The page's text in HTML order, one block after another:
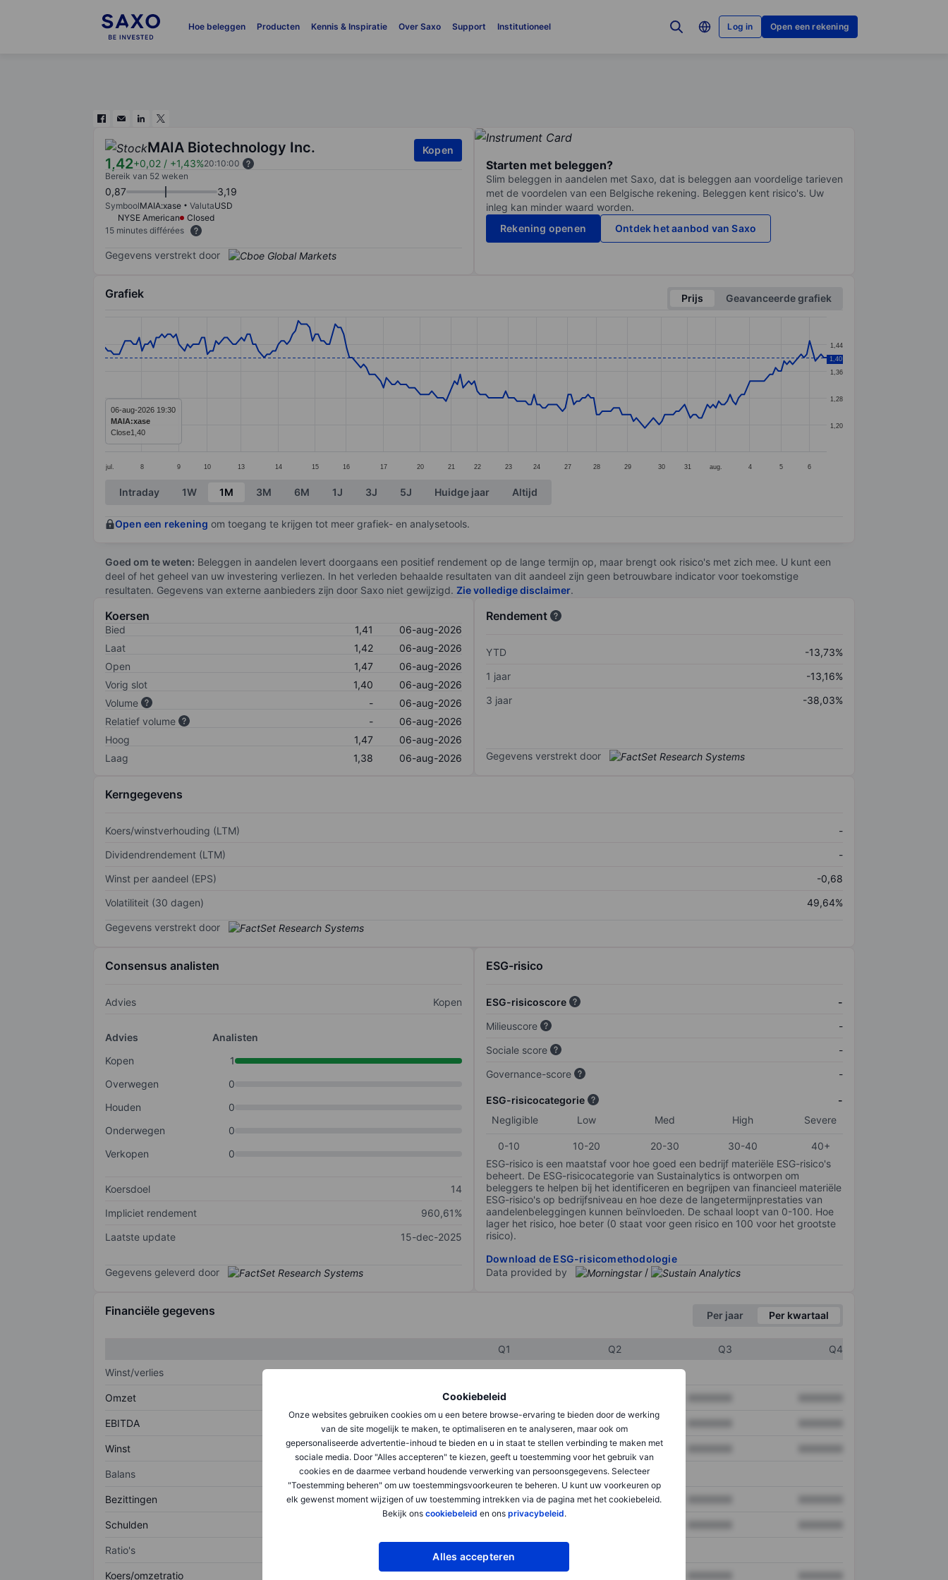
Hoe beleggen Producten Kennis & Inspiratie Over Saxo Support Institutioneel Log in Open een rekening
Cookiebeleid
Onze websites gebruiken cookies om u een betere browse-ervaring te bieden door de werking
van de site mogelijk te maken, te optimaliseren en te analyseren, maar ook om
gepersonaliseerde advertentie-inhoud te bieden en u in staat te stellen verbinding te maken met
sociale media. Door "Alles accepteren" te kiezen, geeft u toestemming voor het gebruik van
cookies en de daarmee verband houdende verwerking van persoonsgegevens. Selecteer
"Toestemming beheren" om uw toestemmingsvoorkeuren te beheren. U kunt uw voorkeuren op
elk gewenst moment wijzigen of uw toestemming intrekken via de pagina met het cookiebeleid.
Bekijk ons cookiebeleid en ons privacybeleid.
Alles accepteren
MAIA Biotechnology Inc.
1,42+0,02 / +1,43%20:10:00
Kopen
Bereik van 52 weken
0,87 3,19
SymboolMAIA:xase ValutaUSD
NYSE American
Closed
15 minutes différées
Gegevens verstrekt door
Starten met beleggen?
Slim beleggen in aandelen met Saxo, dat is beleggen aan voordelige tarieven
met de voordelen van een Belgische rekening. Beleggen kent risico's. Uw
inleg kan minder waard worden.
Rekening openen
Ontdek het aanbod van Saxo
Grafiek Prijs
Geavanceerde grafiek
Line chart with 255 data points.
The chart has 1 Y axis displaying values. Data ranges from 1.19 to 1.51.
jul. 8 9 10 13 14 15 16 17 20 21 22 23 24 27 28 29 30 31 aug. 4 5 6
1,20
1,28
1,36
1,44
1,40
06-aug-2026 19:30
MAIA:xase
Close1,40
End of interactive chart.
Intraday 1W 1M 3M 6M 1J 3J 5J Huidge jaar Altijd
Open een rekening om toegang te krijgen tot meer grafiek- en analysetools.
Goed om te weten: Beleggen in aandelen levert doorgaans een positief rendement op de lange termijn op, maar brengt ook risico's met zich mee. U kunt een
deel of het geheel van uw investering verliezen. In het verleden behaalde resultaten van dit aandeel zijn geen betrouwbare indicator voor toekomstige
resultaten. Gegevens van externe aanbieders zijn door Saxo niet gewijzigd. Zie volledige disclaimer.
Koersen
Bied 1,41
06-aug-2026
Laat
1,42
06-aug-2026
Open
1,47
06-aug-2026
Vorig slot
1,40
06-aug-2026
Volume
-
06-aug-2026
Relatief volume
-
06-aug-2026
Hoog
1,47
06-aug-2026
Laag
1,38 06-aug-2026
Rendement
YTD
-13,73%
1 jaar
-13,16%
3 jaar
-38,03%
Gegevens verstrekt door
Kerngegevens
Koers/winstverhouding (LTM)
-
Dividendrendement (LTM)
-
Winst per aandeel (EPS)
-0,68
Volatiliteit (30 dagen)
49,64%
Gegevens verstrekt door
Consensus analisten
Advies Kopen
Advies
Analisten
Kopen
1
Overwegen
0
Houden
0
Onderwegen
0
Verkopen
0
Koersdoel
14
Impliciet rendement
960,61%
Laatste update
15-dec-2025
Gegevens geleverd door
ESG-risico
ESG-risicoscore
-
Milieuscore
-
Sociale score
-
Governance-score
-
ESG-risicocategorie
-
Negligible
Low Med High Severe
0-10 10-20 20-30 30-40
40+
ESG-risico is een maatstaf voor hoe goed een bedrijf materiële ESG-risico's
beheert. De ESG-risicocategorie van Sustainalytics is ontworpen om
beleggers te helpen bij het identificeren en begrijpen van financieel materiële
ESG-risico's op bedrijfsniveau en hoe deze de langetermijnprestaties van
aandelenbeleggingen kunnen beïnvloeden. De schaal loopt van 0-100. Hoe
lager het risico, hoe beter (0 staat voor geen risico en 100 voor het grootste
risico).
Download de ESG-risicomethodologie
Data provided by
/
Financiële gegevens Per jaar Per kwartaal
Q1 Q2 Q3
Q4
Winst/verlies
Omzet XXXXXXX
EBITDA XXXXXXX XXXXXXX
Winst XXXXXXX XXXXXXX
Balans
Bezittingen XXXXXXX XXXXXXX
Schulden
Ratio's
Koers/omzetratio XXXXXXX